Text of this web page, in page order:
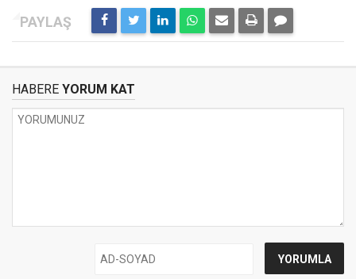
HABERE YORUM KAT